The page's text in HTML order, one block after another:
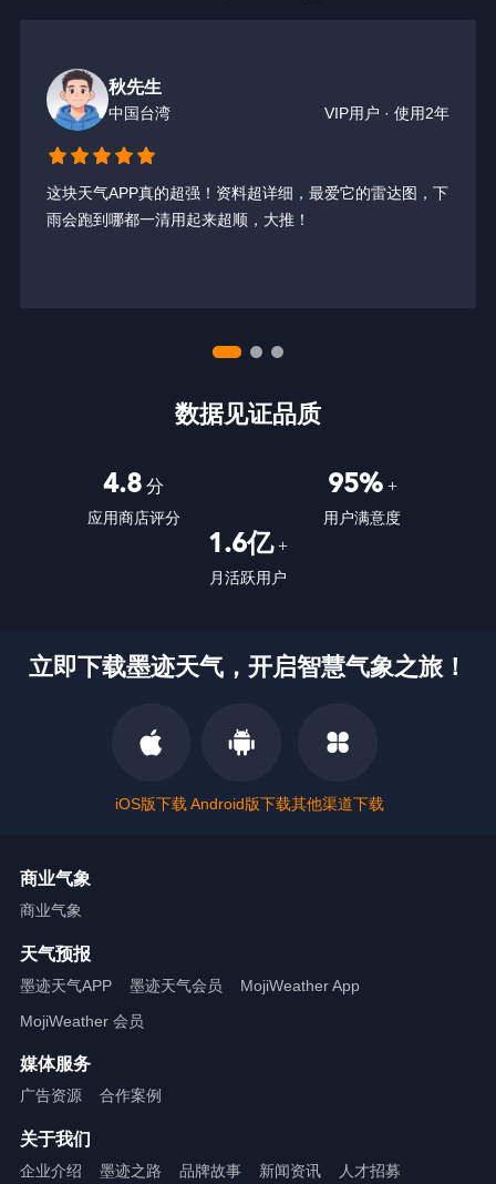
James
美国 VIP用户 • 使用2年
作为佛罗里达居民，这个飓风追踪器在风暴季让我安心。今
年的40天展望正在帮助我们规划安全撤离。最关键的时刻
数据见证品质
4.8 分
应用商店评分
95%+
用户满意度
1.6亿+
月活跃用户
立即下载墨迹天气，开启智慧气象之旅！
iOS版下载 Android版下载其他渠道下载
商业气象
商业气象
天气预报
墨迹天气APP 墨迹天气会员
MojiWeather App
MojiWeather 会员
媒体服务
广告资源 合作案例
关于我们
企业介绍 墨迹之路 品牌故事 新闻资讯 人才招募